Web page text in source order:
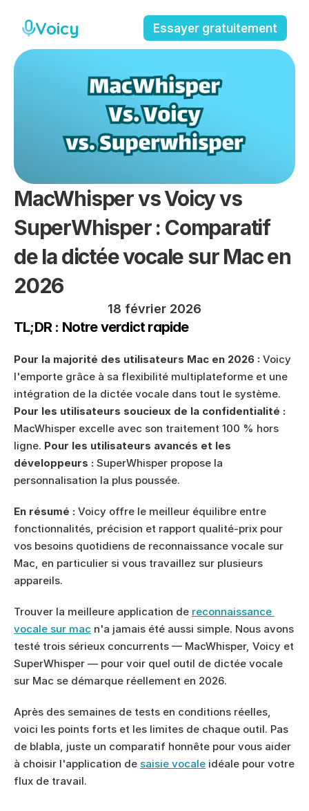
Voicy Essayer gratuitement
MacWhisper vs Voicy vs
SuperWhisper : Comparatif
de la dictée vocale sur Mac en
2026
18 février 2026
TL;DR : Notre verdict rapide
Pour la majorité des utilisateurs Mac en 2026 : Voicy
l'emporte grâce à sa flexibilité multiplateforme et une
Pour les utilisateurs soucieux de la confidentialité :
MacWhisper excelle avec son traitement 100 % hors
ligne. Pour les utilisateurs avancés et les
développeurs : SuperWhisper propose la
personnalisation la plus poussée.
En résumé : Voicy offre le meilleur équilibre entre
fonctionnalités, précision et rapport qualité-prix pour
vos besoins quotidiens de reconnaissance vocale sur
Mac, en particulier si vous travaillez sur plusieurs
appareils.
Trouver la meilleure application de reconnaissance
vocale sur mac n'a jamais été aussi simple. Nous avons
testé trois sérieux concurrents — MacWhisper, Voicy et
SuperWhisper — pour voir quel outil de dictée vocale
sur Mac se démarque réellement en 2026.
Après des semaines de tests en conditions réelles,
voici les points forts et les limites de chaque outil. Pas
de blabla, juste un comparatif honnête pour vous aider
à choisir l'application de saisie vocale idéale pour votre
flux de travail.